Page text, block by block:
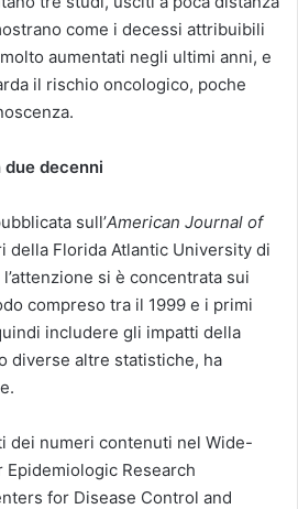
come i decessi attribuibili
aumentati negli ultimi anni, e
il rischio oncologico, poche
decenni
sull’American Journal of
della Florida Atlantic University di
si è concentrata sui
compreso tra il 1999 e i primi
includere gli impatti della
diverse altre statistiche, ha
dei numeri contenuti nel Wide-
Epidemiologic Research
for Disease Control and